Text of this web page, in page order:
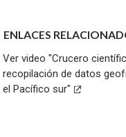
ENLACES
Ver video "Crucero
recopilación de datos
el Pacífico sur"